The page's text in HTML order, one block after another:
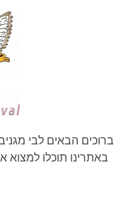
ברוכים הבאים לבי
באתרינו תוכלו למצוא